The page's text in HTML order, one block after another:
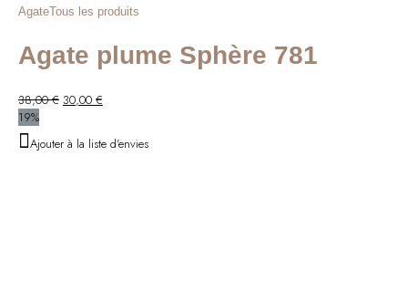
AgateTous les produits
Agate plume Sphère 781
38,00€ Le
était :
30,00 €
est :
19%
Ajouter à la liste d'envies